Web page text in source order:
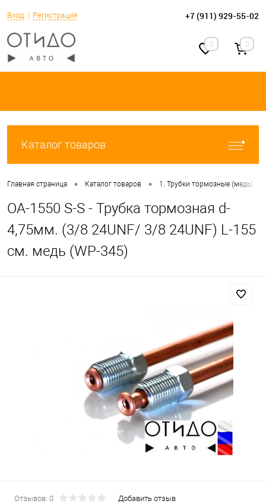
Вход Регистрация +7 (911) 929-55-02
0 0
Каталог товаров
Главная страница • Каталог товаров • 1. Трубки тормозные (медь)
OA-1550 S-S - Трубка тормозная d-
4,75мм. (3/8 24UNF/ 3/8 24UNF) L-155
см. медь (WP-345)
Отзывов: 0
Добавить отзыв